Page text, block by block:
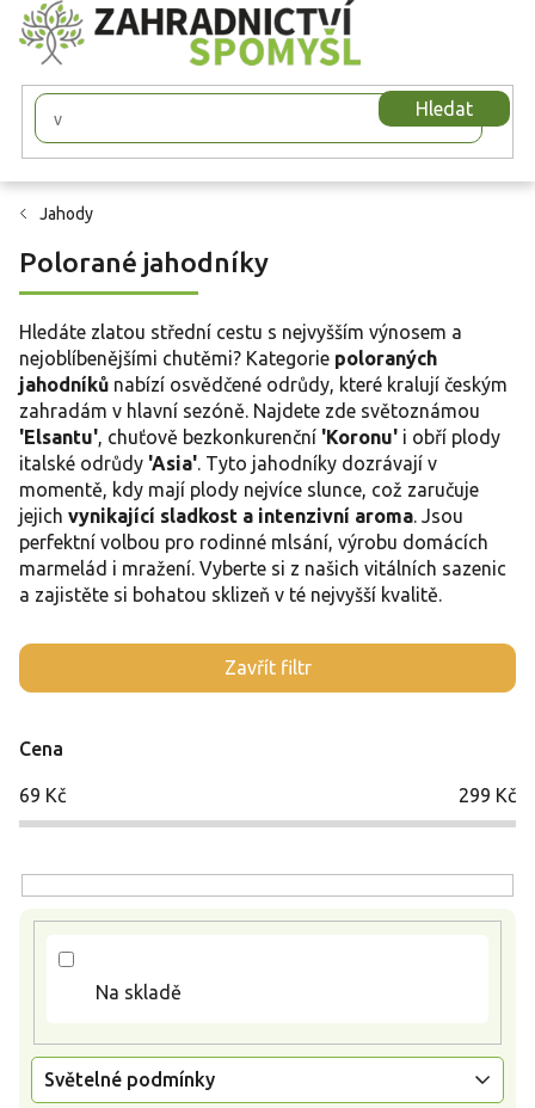
Přejít
na
obsah
Hledat
Jahody
Polorané jahodníky
Hledáte zlatou střední cestu s nejvyšším výnosem a
nejoblíbenějšími chutěmi? Kategorie poloraných
jahodníků nabízí osvědčené odrůdy, které kralují českým
zahradám v hlavní sezóně. Najdete zde světoznámou
'Elsantu' , chuťově bezkonkurenční 'Koronu' i obří plody
italské odrůdy 'Asia' . Tyto jahodníky dozrávají v
momentě, kdy mají plody nejvíce slunce, což zaručuje
jejich vynikající sladkost a intenzivní aroma . Jsou
perfektní volbou pro rodinné mlsání, výrobu domácích
marmelád i mražení. Vyberte si z našich vitálních sazenic
a zajistěte si bohatou sklizeň v té nejvyšší kvalitě.
Zavřít filtr
Cena
69 Kč 299 Kč
Na skladě
Světelné podmínky
V
ý
s
p
u